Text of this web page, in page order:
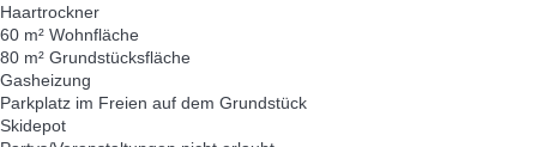
Haartrockner
60 m² Wohnfläche
80 m² Grundstücksfläche
Gasheizung
Parkplatz im Freien auf dem Grundstück
Skidepot